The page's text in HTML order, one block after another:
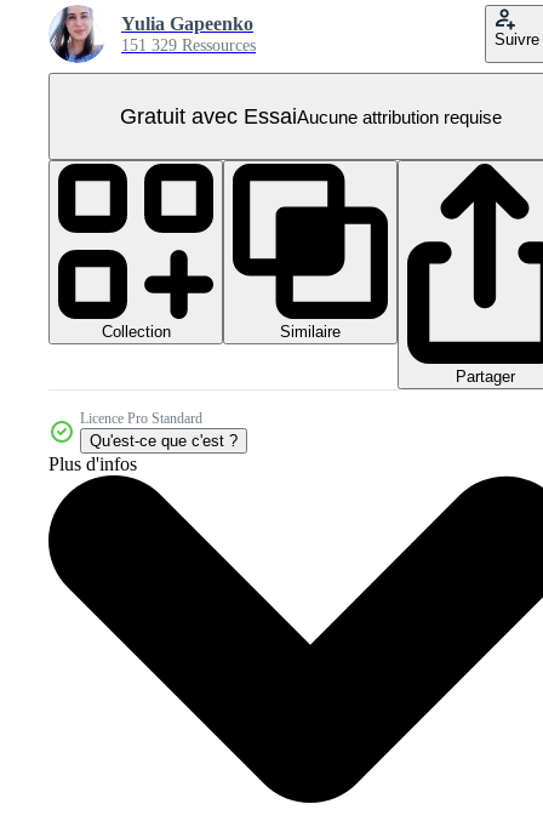
Yulia Gapeenko
151 329 Ressources Suivre
Gratuit avec EssaiAucune attribution requise
Collection Similaire
Partager
Licence Pro Standard
Qu'est-ce que c'est ?
Plus d'infos